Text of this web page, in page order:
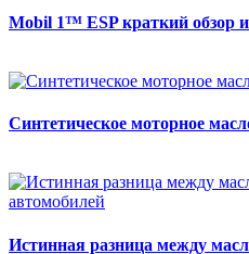
Mobil 1™ ESP краткий обзор
Синтетическое моторное
Истинная разница между